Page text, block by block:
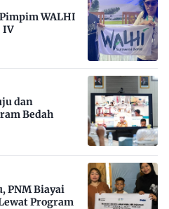
WALHI
IV
dan
Bedah
PNM Biayai
Program